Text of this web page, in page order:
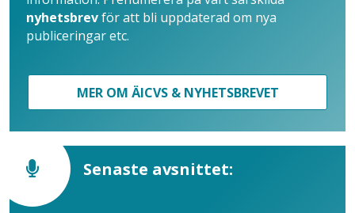
nyhetsbrevför att bli uppdaterad om nya
publiceringar etc.
MER OM ÄICVS & NYHETSBREVET
Senaste avsnittet: